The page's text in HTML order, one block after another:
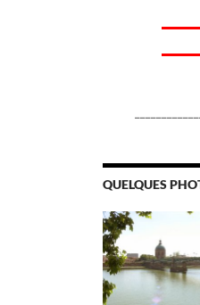
QUELQUES